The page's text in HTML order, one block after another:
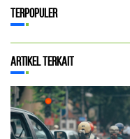
Terpopuler
Artikel Terkait